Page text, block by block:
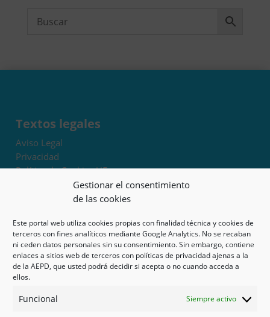
Gestionar el consentimiento
de las cookies
Este portal web utiliza cookies propias con finalidad técnica y cookies de
terceros con fines analíticos mediante Google Analytics. No se recaban
ni ceden datos personales sin su consentimiento. Sin embargo, contiene
enlaces a sitios web de terceros con políticas de privacidad ajenas a la
de la AEPD, que usted podrá decidir si acepta o no cuando acceda a
ellos.
Funcional Siempre activo
Textos legales
Aviso Legal
Privacidad
Política de Cookies UE
Términos y condiciones
Exoneración de responsabilidad
Mapa del sitio
Mi cuenta
Tienda
Psicología en Murcia
Guías